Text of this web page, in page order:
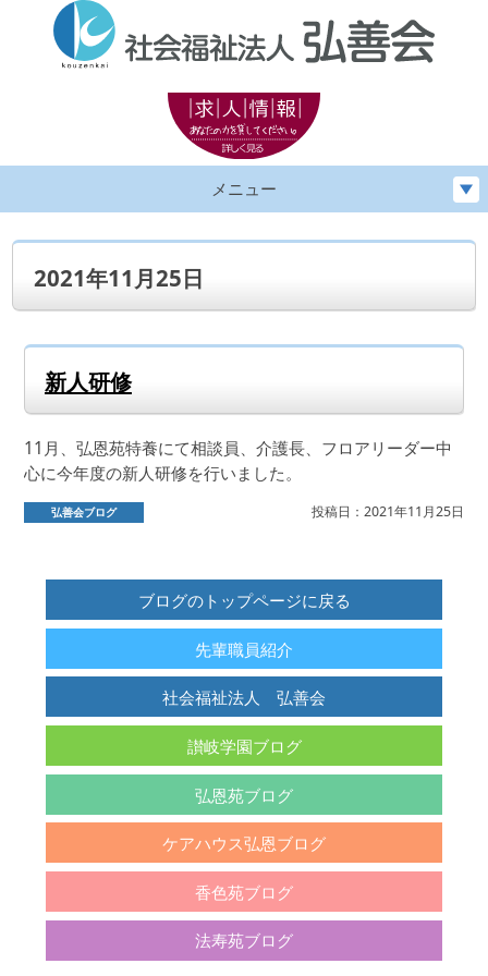
メニュー
2021年11月25日
新人研修
11月、弘恩苑特養にて相談員、介護長、フロアリーダー中
心に今年度の新人研修を行いました。
弘善会ブログ 投稿日：2021年11月25日
ブログのトップページに戻る
先輩職員紹介
社会福祉法人 弘善会
讃岐学園ブログ
弘恩苑ブログ
ケアハウス弘恩ブログ
香色苑ブログ
法寿苑ブログ